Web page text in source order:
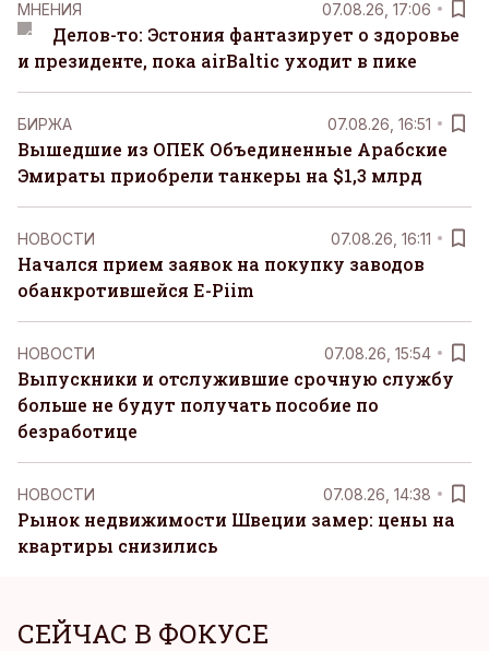
MНЕНИЯ 07.08.26, 17:06
Делов-то: Эстония фантазирует о здоровье
и президенте, пока airBaltic уходит в пике
БИРЖА 07.08.26, 16:51
Вышедшие из ОПЕК Объединенные Арабские
Эмираты приобрели танкеры на $1,3 млрд
НОВОСТИ 07.08.26, 16:11
Начался прием заявок на покупку заводов
обанкротившейся E-Piim
НОВОСТИ 07.08.26, 15:54
Выпускники и отслужившие срочную службу
больше не будут получать пособие по
безработице
НОВОСТИ 07.08.26, 14:38
Рынок недвижимости Швеции замер: цены на
квартиры снизились
СЕЙЧАС В ФОКУСЕ